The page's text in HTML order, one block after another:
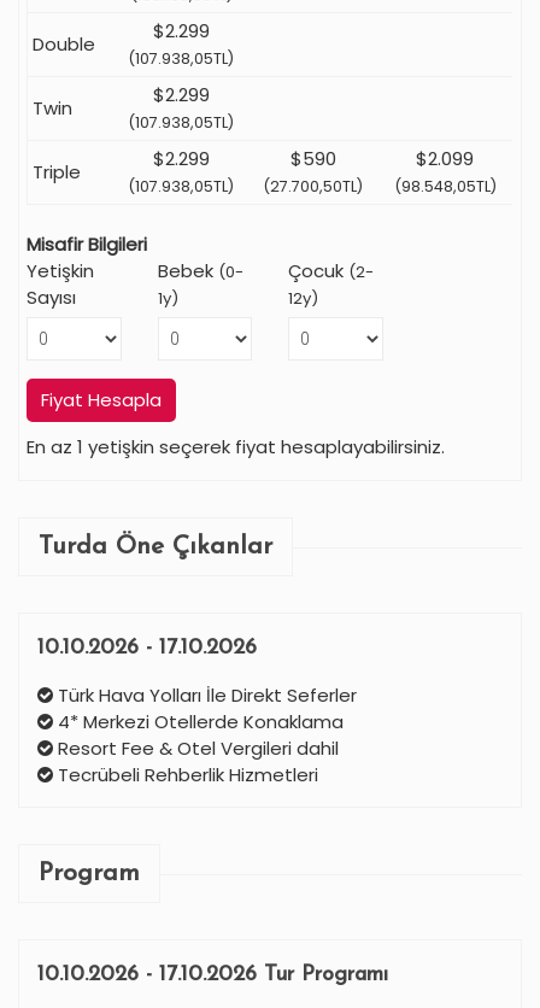
Double
$2.299
(107.938,05TL)
Twin
$2.299
(107.938,05TL)
Triple
$2.299
(107.938,05TL)
$590
(27.700,50TL)
$2.099
(98.548,05TL)
Misafir Bilgileri
Yetişkin
Sayısı
Bebek (0-
1y)
Çocuk (2-
12y)
Fiyat Hesapla
En az 1 yetişkin seçerek fiyat hesaplayabilirsiniz.
Turda Öne Çıkanlar
10.10.2026 - 17.10.2026
Türk Hava Yolları İle Direkt Seferler
4* Merkezi Otellerde Konaklama
Resort Fee & Otel Vergileri dahil
Tecrübeli Rehberlik Hizmetleri
Program
10.10.2026 - 17.10.2026 Tur Programı